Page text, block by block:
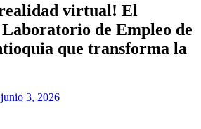
realidad virtual! El
de Empleo de
que transforma la
junio 3, 2026